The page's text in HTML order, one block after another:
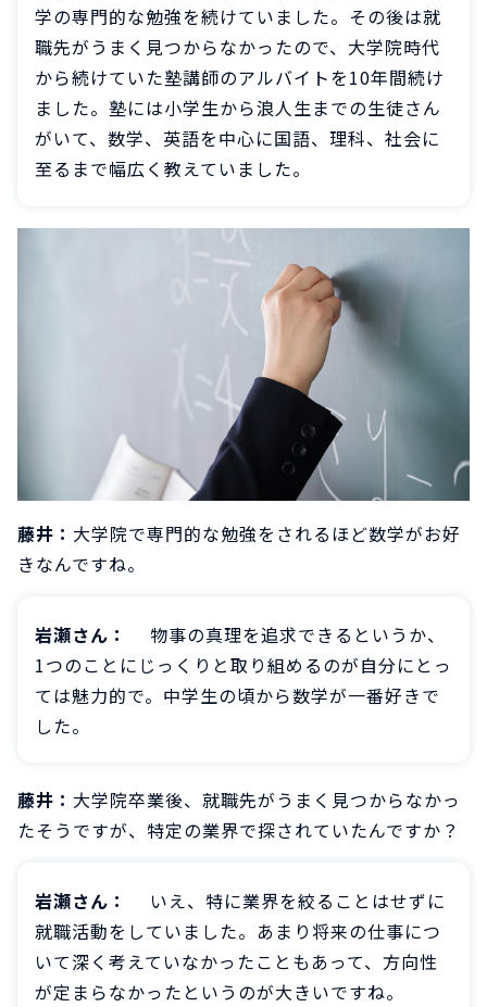
学の専門的な勉強を続けていました。その後は就
職先がうまく見つからなかったので、大学院時代
から続けていた塾講師のアルバイトを10年間続け
ました。塾には小学生から浪人生までの生徒さん
がいて、数学、英語を中心に国語、理科、社会に
至るまで幅広く教えていました。
藤井： 大学院で専門的な勉強をされるほど数学がお好
きなんですね。
岩瀬さん：
物事の真理を追求できるというか、
1つのことにじっくりと取り組めるのが自分にとっ
ては魅力的で。中学生の頃から数学が一番好きで
した。
藤井： 大学院卒業後、就職先がうまく見つからなかっ
たそうですが、特定の業界で探されていたんですか？
岩瀬さん：
いえ、特に業界を絞ることはせずに
就職活動をしていました。あまり将来の仕事につ
いて深く考えていなかったこともあって、方向性
が定まらなかったというのが大きいですね。